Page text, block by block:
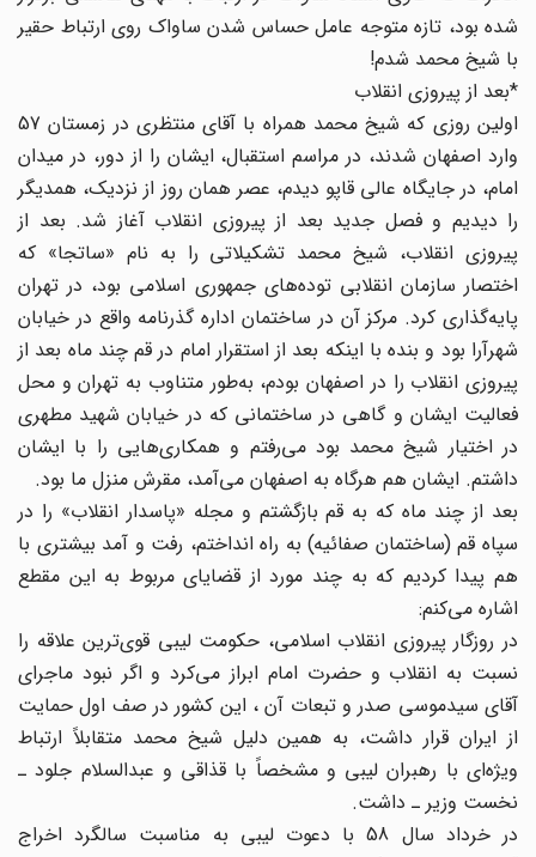
شده بود، تازه متوجه عامل حساس شدن ساواک روی ارتباط حقیر
با شیخ محمد شدم!
*بعد از پیروزی انقلاب
اولین روزی که شیخ محمد همراه با آقای منتظری در زمستان 57
وارد اصفهان شدند، در مراسم استقبال، ایشان را از دور، در میدان
امام، در جایگاه عالی قاپو دیدم، عصر همان روز از نزدیک، همدیگر
را دیدیم و فصل جدید بعد از پیروزی انقلاب آغاز شد. بعد از
پیروزی انقلاب، شیخ محمد تشکیلاتی را به نام «ساتجا» که
اختصار سازمان انقلابی توده‌های جمهوری اسلامی بود، در تهران
پایه‌گذاری کرد. مرکز آن در ساختمان اداره گذرنامه واقع در خیابان
شهرآرا بود و بنده با اینکه بعد از استقرار امام در قم چند ماه بعد از
پیروزی انقلاب را در اصفهان بودم، به‌طور متناوب به تهران و محل
فعالیت ایشان و گاهی در ساختمانی که در خیابان شهید مطهری
در اختیار شیخ محمد بود می‌رفتم و همکاری‌هایی را با ایشان
داشتم. ایشان هم هرگاه به اصفهان می‌آمد، مقرش منزل ما بود.
بعد از چند ماه که به قم بازگشتم و مجله «پاسدار انقلاب» را در
سپاه قم (ساختمان صفائیه) به راه انداختم، رفت و آمد بیشتری با
هم پیدا کردیم که به چند مورد از قضایای مربوط به این مقطع
اشاره می‌کنم:
در روزگار پیروزی انقلاب اسلامی، حکومت لیبی قوی‌ترین علاقه را
نسبت به انقلاب و حضرت امام ابراز می‌کرد و اگر نبود ماجرای
آقای سیدموسی صدر و تبعات آن ، این کشور در صف اول حمایت
از ایران قرار داشت، به همین دلیل شیخ محمد متقابلاً ارتباط
ویژه‌ای با رهبران لیبی و مشخصاً با قذاقی و عبدالسلام جلود ـ
نخست وزیر ـ داشت.
در خرداد سال 58 با دعوت لیبی به مناسبت سالگرد اخراج